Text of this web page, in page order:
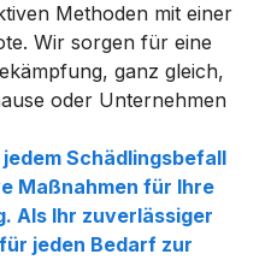
Methoden mit einer
Wir sorgen für eine
ganz gleich,
oder Unternehmen
Schädlingsbefall
Maßnahmen für Ihre
Als Ihr zuverlässiger
jeden Bedarf zur